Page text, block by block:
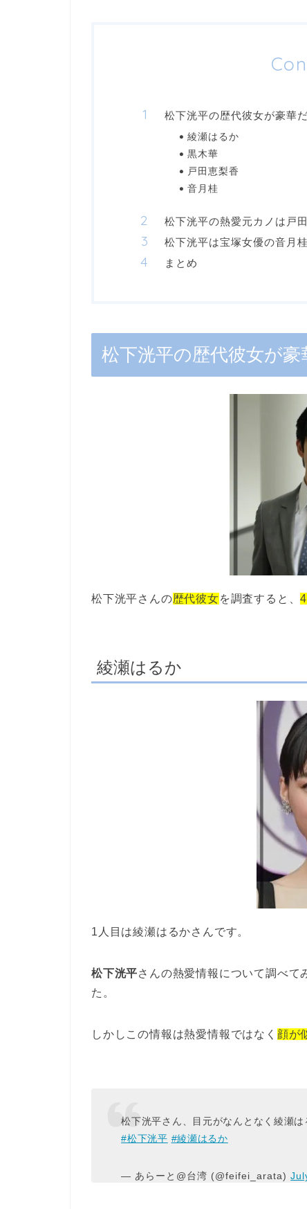
松下洸平の歴代彼女が豪華
綾瀬はるか
黒木華
戸田恵梨香
音月桂
松下洸平の熱愛元カノは戸
松下洸平は宝塚女優の音月
まとめ
松下洸平の歴代彼女が
松下洸平さんの歴代彼女を調査すると、
綾瀬はるか
1人目は綾瀬はるかさんです。
松下洸平さんの熱愛情報について調べて
た。
しかしこの情報は熱愛情報ではなく 顔が
松下洸平さん、目元がなんとなく綾瀬
#松下洸平 #綾瀬はるか
— あらーと@台湾 (@feifei_arata)